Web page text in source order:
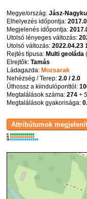
Megye/ország:Jász-
Elhelyezés időpontja:
Megjelenés időpontja:
Utolsó lényeges változás:
Utolsó változás:2022.04.23
Rejtés típusa:Multi geoláda
Elrejtők:Tamás
Ládagazda:Mozsarak
Nehézség / Terep:2.0 / 2.0
Úthossz a kiindulóponttól:
Megtalálások száma:274 +
Megtalálások gyakorisága:
K
R
W